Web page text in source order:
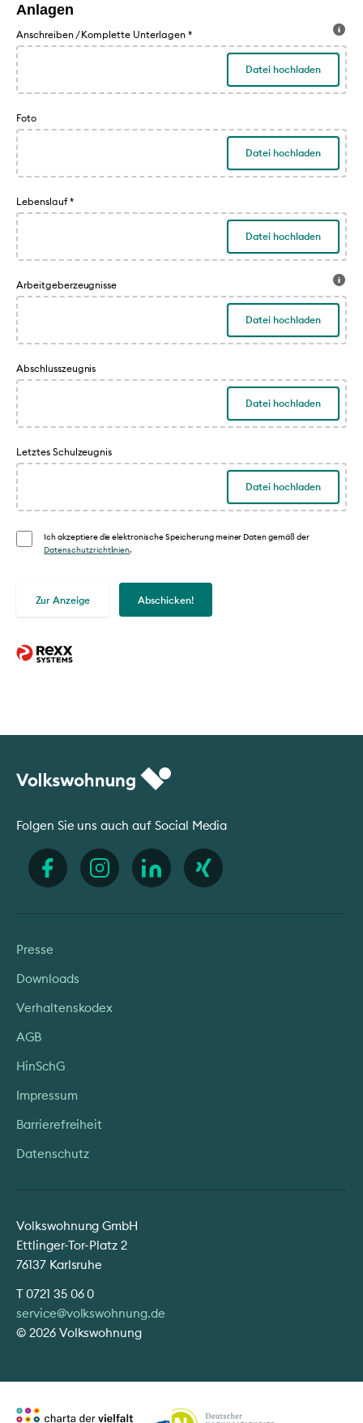
Anlagen
Anschreiben / Komplette Unterlagen *
Datei hochladen
Foto
Datei hochladen
Lebenslauf*
Datei hochladen
Arbeitgeberzeugnisse
Datei hochladen
Abschlusszeugnis
Datei hochladen
Letztes Schulzeugnis
Datei hochladen
Ich akzeptiere die elektronische Speicherung meiner Daten gemäß der
Datenschutzrichtlinien.
Zur Anzeige Abschicken!
Volkswohnung GmbH
Ettlinger-Tor-Platz 2
76137 Karlsruhe
T 0721 35 06 0
service@volkswohnung.de
Folgen Sie uns auch auf Social Media
© 2026 Volkswohnung
Presse
Downloads
Verhaltenskodex
AGB
HinSchG
Impressum
Barrierefreiheit
Datenschutz